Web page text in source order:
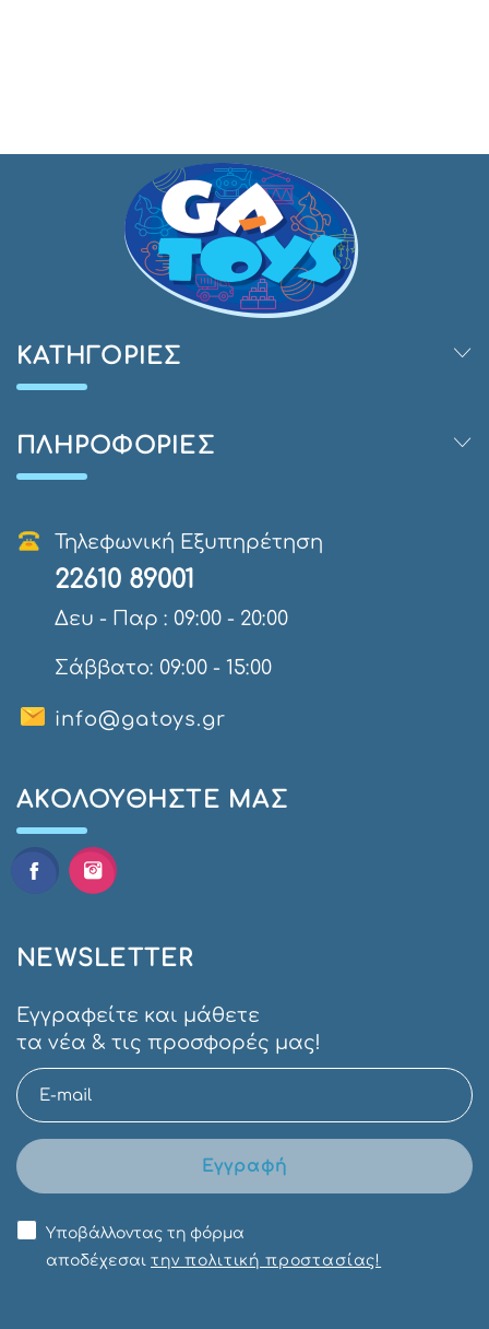
ΚΑΤΗΓΟΡΊΕΣ
ΠΛΗΡΟΦΟΡΊΕΣ
Τηλεφωνική Εξυπηρέτηση
22610 89001
Δευ - Παρ : 09:00 - 20:00
Σάββατο: 09:00 - 15:00
info@gatoys.gr
AΚΟΛΟΥΘΉΣΤΕ ΜΑΣ
NEWSLETTER
Εγγραφείτε και μάθετε
τα νέα & τις προσφορές μας!
Εγγραφή
Υποβάλλοντας τη φόρμα
αποδέχεσαι την πολιτική προστασίας!